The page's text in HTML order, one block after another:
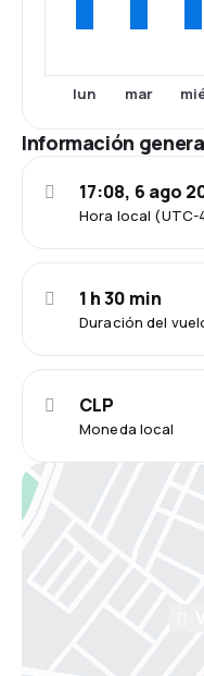
lun mar
Información
Hora local (UTC-
17:08, 6 ago
Duración del
1 h 30 min
Moneda local
CLP